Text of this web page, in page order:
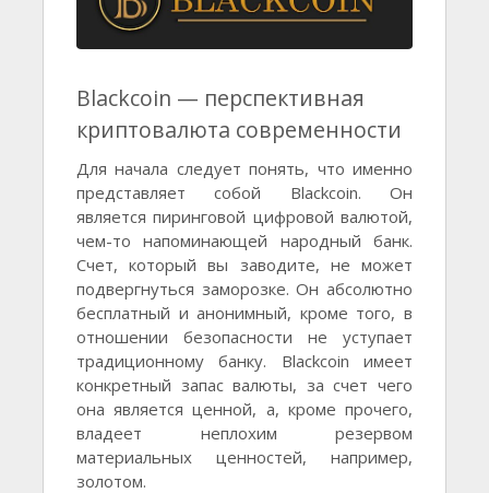
Blackcoin — перспективная
криптовалюта современности
Для начала следует понять, что именно
представляет собой Blackcoin. Он
является пиринговой цифровой валютой,
чем-то напоминающей народный банк.
Счет, который вы заводите, не может
подвергнуться заморозке. Он абсолютно
бесплатный и анонимный, кроме того, в
отношении безопасности не уступает
традиционному банку. Blackcoin имеет
конкретный запас валюты, за счет чего
она является ценной, а, кроме прочего,
владеет неплохим резервом
материальных ценностей, например,
золотом.